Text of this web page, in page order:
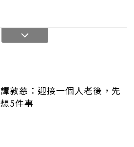
譚敦慈：迎接一個人老後，先
想5件事